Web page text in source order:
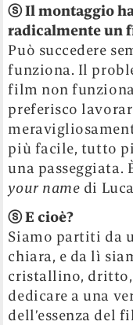
ⓢIl montaggio
radicalmente un
Può succedere
funziona. Il
film non
preferisco
più facile, tutto
una passeggiata.
your name di
ⓢE cioè?
Siamo partiti da
chiara, e da lì
cristallino,
dedicare a una
dell’essenza del